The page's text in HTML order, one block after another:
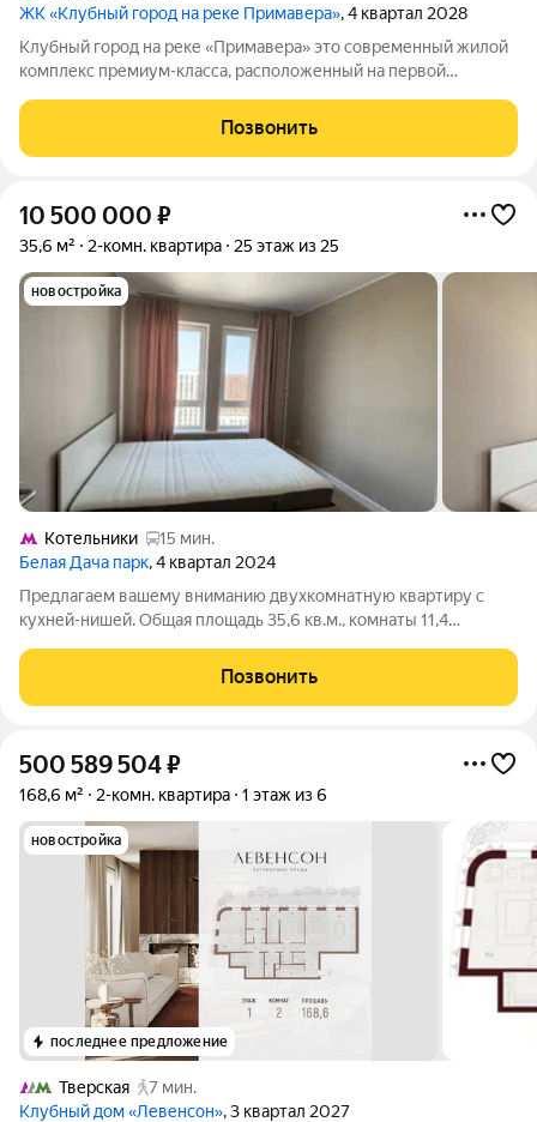
ЖК «Клубный город на реке Примавера», 4 квартал 2028
Клубный город на реке «Примавера» это современный жилой
комплекс премиум-класса, расположенный на первой
Покровское-Стрешнево. Под панорамными окнами квартир
находится собственный экопарк с
Позвонить
10 500 000 ₽
35,6 м² 2-комн. квартира 25 этаж из 25
новостройка
Котельники
15 мин.
Белая Дача парк, 4 квартал 2024
Предлагаем вашему вниманию двухкомнатную квартиру с
кухней-нишей. Общая площадь 35,6 кв.м., комнаты 11,4
Квартира в идеальном состоянии («заезжай и живи»), после
получения ключей никто не
Позвонить
500 589 504₽
168,6 м² 2-комн. квартира 1 этаж из 6
новостройка
последнее предложение
Тверская
7 мин.
Клубный дом «Левенсон», 3 квартал 2027